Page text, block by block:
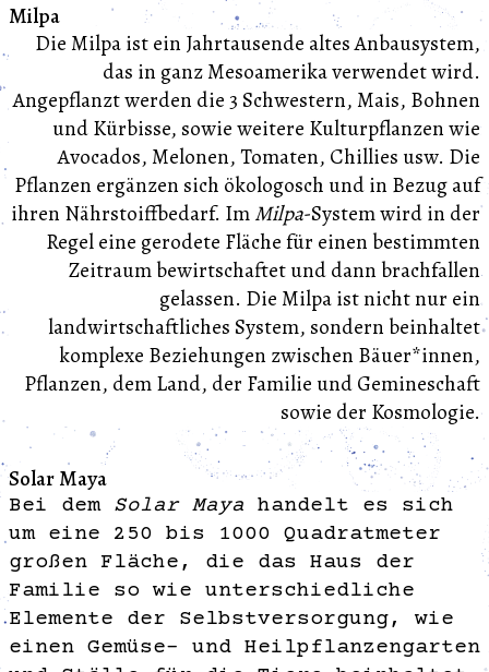
Milpa
Die Milpa ist ein Jahrtausende altes Anbausystem,
das in ganz Mesoamerika verwendet wird.
Angepflanzt werden die 3 Schwestern, Mais, Bohnen
und Kürbisse, sowie weitere Kulturpflanzen wie
Avocados, Melonen, Tomaten, Chillies usw. Die
Pflanzen ergänzen sich ökologosch und in Bezug auf
ihren Nährstoiffbedarf. ImMilpa-System wird in der
Regel eine gerodete Fläche für einen bestimmten
Zeitraum bewirtschaftet und dann brachfallen
gelassen. Die Milpa ist nicht nur ein
landwirtschaftliches System, sondern beinhaltet
komplexe Beziehungen zwischen Bäuer*innen,
Pflanzen, dem Land, der Familie und Gemineschaft
sowie der Kosmologie.
Solar Maya
Bei dem Solar Maya handelt es sich
um eine 250 bis 1000 Quadratmeter
großen Fläche, die das Haus der
Familie so wie unterschiedliche
Elemente der Selbstversorgung, wie
einen Gemüse- und Heilpflanzengarten